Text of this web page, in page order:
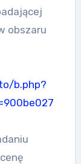
obszaru
b.php?